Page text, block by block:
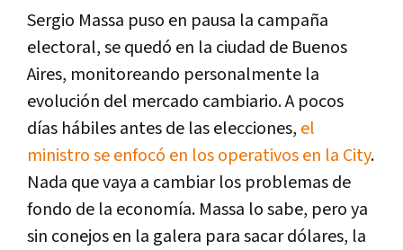
Sergio Massa puso en pausa la campaña
electoral, se quedó en la ciudad de Buenos
Aires, monitoreando personalmente la
evolución del mercado cambiario. A pocos
días hábiles antes de las elecciones, el
ministro se enfocó en los operativos en la City.
Nada que vaya a cambiar los problemas de
fondo de la economía. Massa lo sabe, pero ya
sin conejos en la galera para sacar dólares, la